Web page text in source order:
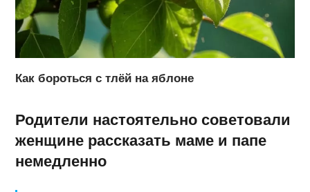
Как бороться с тлёй на яблоне
Родители настоятельно советовали
женщине рассказать маме и папе
немедленно